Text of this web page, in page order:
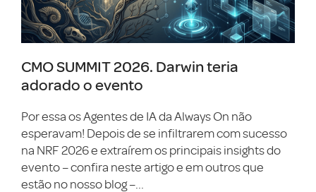
CMO SUMMIT 2026. Darwin teria
adorado o evento
Por essa os Agentes de IA da Always On não
esperavam! Depois de se infiltrarem com sucesso
na NRF 2026 e extraírem os principais insights do
evento – confira neste artigo e em outros que
estão no nosso blog –...